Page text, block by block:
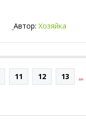
Автор:Хозяйка
11 12 13 ...